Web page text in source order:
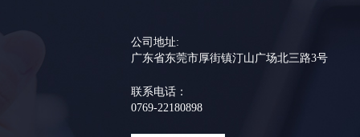
公司地址:
广东省东莞市厚街镇汀山广场北三路3号
联系电话：
0769-22180898